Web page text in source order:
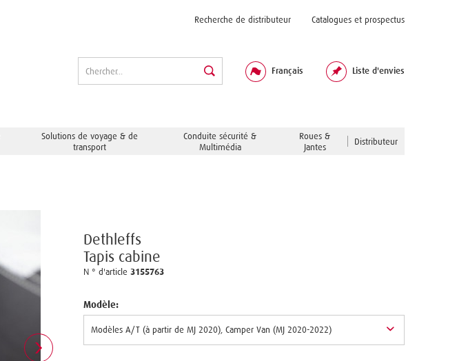
Recherche de distributeur Catalogues et prospectus
Français Liste d'envies
Solutions de voyage & de
transport
Conduite sécurité &
Multimédia
Roues &
Jantes
Distributeur
Dethleffs
Tapis cabine
N ° d'article3155763
Modèle: